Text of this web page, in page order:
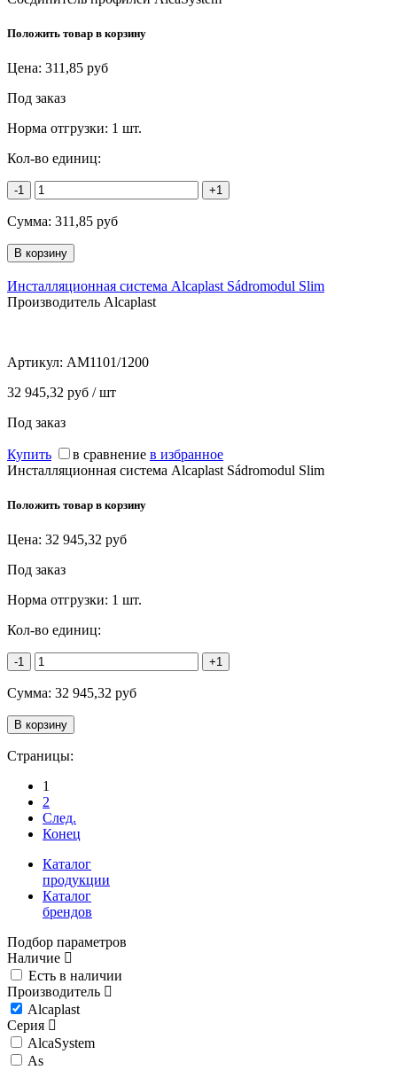
Положить товар в корзину
Цена: 311,85 руб
Под заказ
Норма отгрузки: 1 шт.
Кол-во единиц:
-1 +1
Сумма: 311,85 руб
Инсталляционная система Alcaplast Sádromodul Slim
Производитель Alcaplast
Артикул: AM1101/1200
32 945,32 руб / шт
Под заказ
Купить в сравнение в избранное
Инсталляционная система Alcaplast Sádromodul Slim
Положить товар в корзину
Цена: 32 945,32 руб
Под заказ
Норма отгрузки: 1 шт.
Кол-во единиц:
-1 +1
Сумма: 32 945,32 руб
Страницы:
1
2
След.
Конец
Каталог
продукции
Каталог
брендов
Подбор параметров
Наличие
Есть в наличии
Производитель
Alcaplast
Серия
AlcaSystem
As